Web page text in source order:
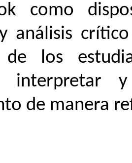
como
análisis
de los
interpretar
de manera